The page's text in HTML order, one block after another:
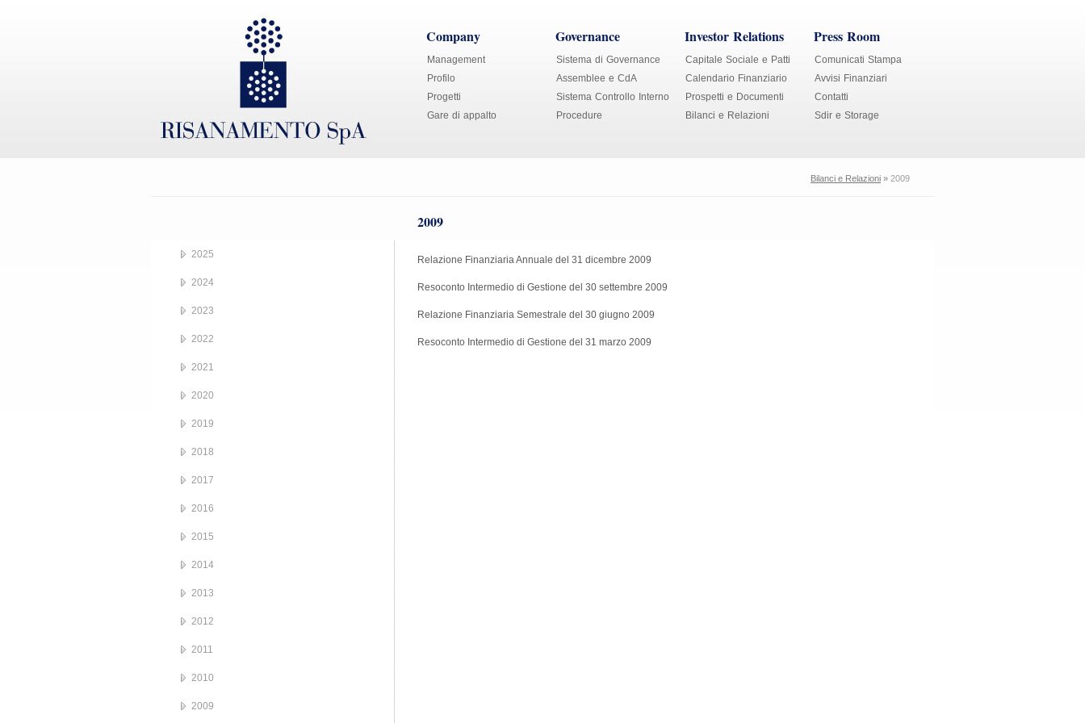
Company
Management
Profilo
Progetti
Gare di appalto
Governance
Sistema di Governance
Assemblee e CdA
Sistema Controllo Interno
Procedure
Investor Relations
Capitale Sociale e Patti
Calendario Finanziario
Prospetti e Documenti
Bilanci e Relazioni
Press Room
Comunicati Stampa
Avvisi Finanziari
Contatti
Sdir e Storage
Bilanci e Relazioni » 2009
2009
Relazione Finanziaria Annuale del 31 dicembre 2009
Resoconto Intermedio di Gestione del 30 settembre 2009
Relazione Finanziaria Semestrale del 30 giugno 2009
Resoconto Intermedio di Gestione del 31 marzo 2009
2025
2024
2023
2022
2021
2020
2019
2018
2017
2016
2015
2014
2013
2012
2011
2010
2009